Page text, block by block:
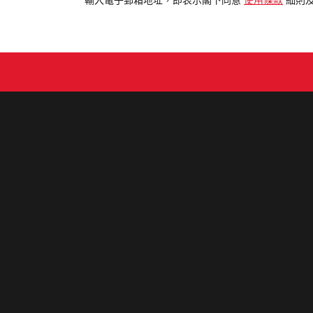
輸入電子郵箱地址，即表示閣下同意 使用條款 細則